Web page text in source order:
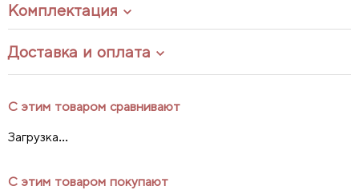
Комплектация
Доставка и оплата
С этим товаром сравнивают
Загрузка...
С этим товаром покупают